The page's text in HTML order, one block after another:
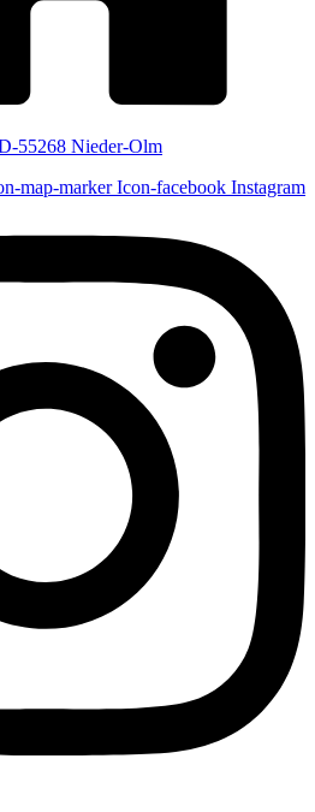
55268 Nieder-Olm
map-marker Icon-facebook Instagram